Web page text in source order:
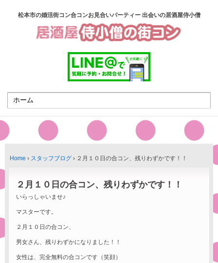
松本市の婚活街コン合コンお見合いパーティー 出会いの居酒屋侍小僧
Home › スタッフブログ › ２月１０日の合コン、残りわずかです！！
２月１０日の合コン、残りわずかです！！
いらっしゃいませ♪
マスターです。
２月１０日の合コン、
男女さん、残りわずかになりました！！
女性は、完全無料の合コンです（笑顔）